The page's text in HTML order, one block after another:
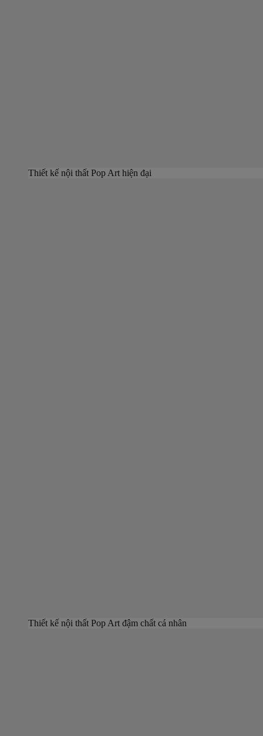
Thiết kế nội thất Pop Art hiện đại
Thiết kế nội thất Pop Art đậm chất cá nhân